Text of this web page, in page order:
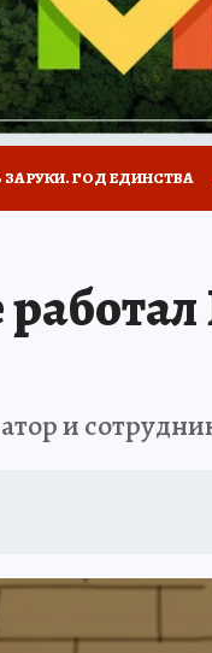
НОВОЕ НА
РУКИ. ГОД ЕДИНСТВА
ПРОИСШЕСТВИЯ АФИША
и